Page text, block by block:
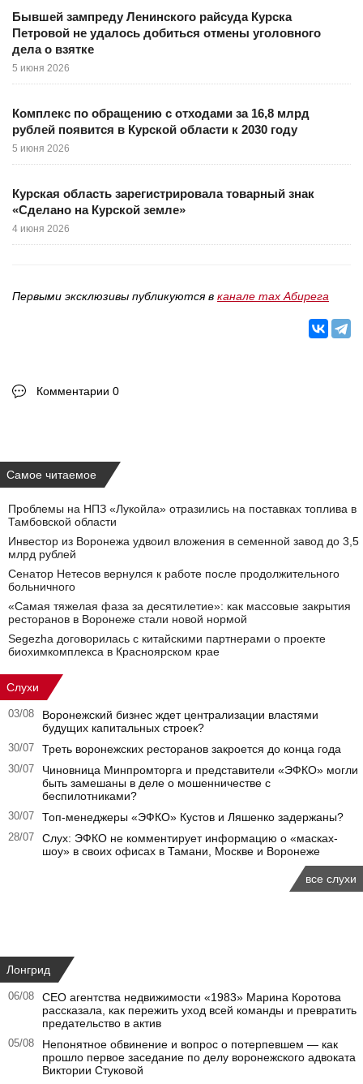
Бывшей зампреду Ленинского райсуда Курска
Петровой не удалось добиться отмены уголовного
дела о взятке
5 июня 2026
Комплекс по обращению с отходами за 16,8 млрд
рублей появится в Курской области к 2030 году
5 июня 2026
Курская область зарегистрировала товарный знак
«Сделано на Курской земле»
4 июня 2026
Первыми эксклюзивы публикуются в канале max Абирега
Комментарии 0
Самое читаемое
Проблемы на НПЗ «Лукойла» отразились на поставках топлива в
Тамбовской области
Инвестор из Воронежа удвоил вложения в семенной завод до 3,5
млрд рублей
Сенатор Нетесов вернулся к работе после продолжительного
больничного
«Самая тяжелая фаза за десятилетие»: как массовые закрытия
ресторанов в Воронеже стали новой нормой
Segezha договорилась с китайскими партнерами о проекте
биохимкомплекса в Красноярском крае
Слухи
03/08
Воронежский бизнес ждет централизации властями
будущих капитальных строек?
30/07 Треть воронежских ресторанов закроется до конца года
30/07
Чиновница Минпромторга и представители «ЭФКО» могли
быть замешаны в деле о мошенничестве с
беспилотниками?
30/07 Топ-менеджеры «ЭФКО» Кустов и Ляшенко задержаны?
28/07
Слух: ЭФКО не комментирует информацию о «масках-
шоу» в своих офисах в Тамани, Москве и Воронеже
все слухи
Лонгрид
06/08
CEO агентства недвижимости «1983» Марина Коротова
рассказала, как пережить уход всей команды и превратить
предательство в актив
05/08
Непонятное обвинение и вопрос о потерпевшем — как
прошло первое заседание по делу воронежского адвоката
Виктории Стуковой